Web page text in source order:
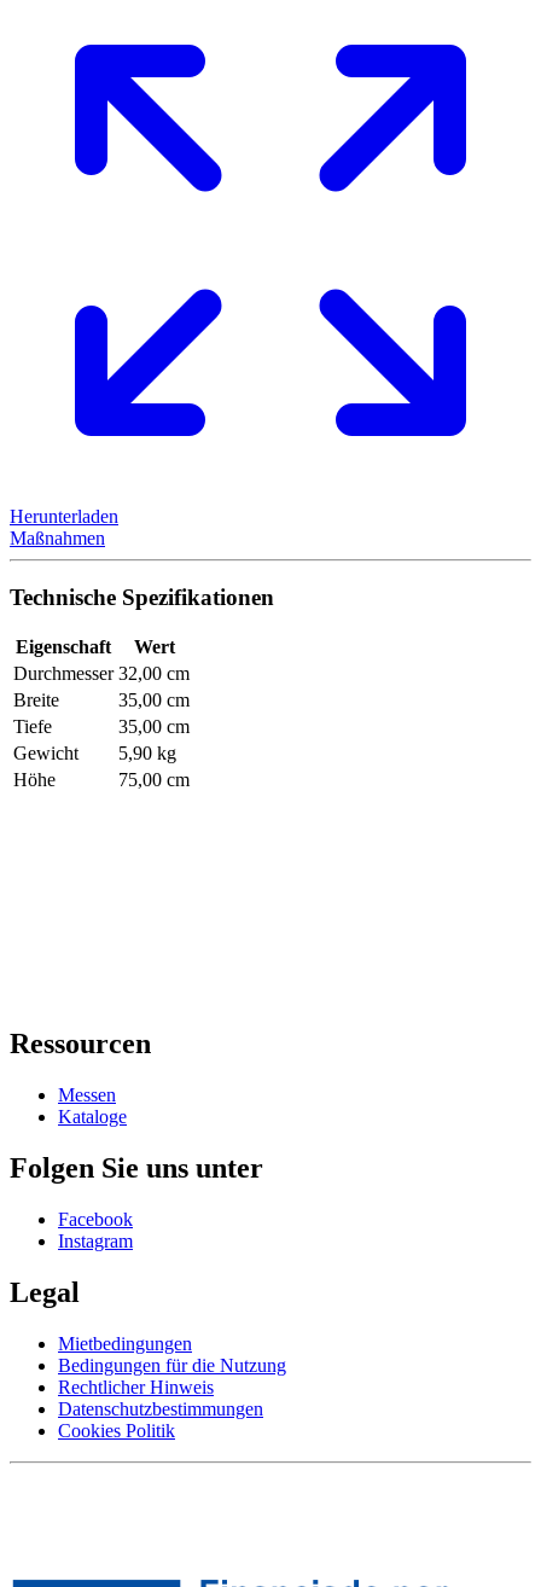
Herunterladen
Maßnahmen
Technische Spezifikationen
Eigenschaft
Wert
Durchmesser 32,00 cm
Breite
35,00 cm
Tiefe
35,00 cm
Gewicht
5,90 kg
Höhe
75,00 cm
Ressourcen
Messen
Kataloge
Folgen Sie uns unter
Facebook
Instagram
Legal
Mietbedingungen
Bedingungen für die Nutzung
Rechtlicher Hinweis
Datenschutzbestimmungen
Cookies Politik